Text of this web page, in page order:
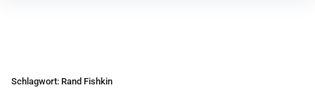
Schlagwort: Rand Fishkin